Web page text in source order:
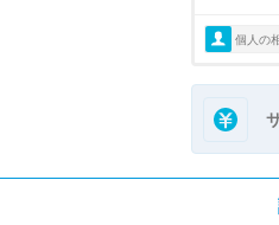
個人の